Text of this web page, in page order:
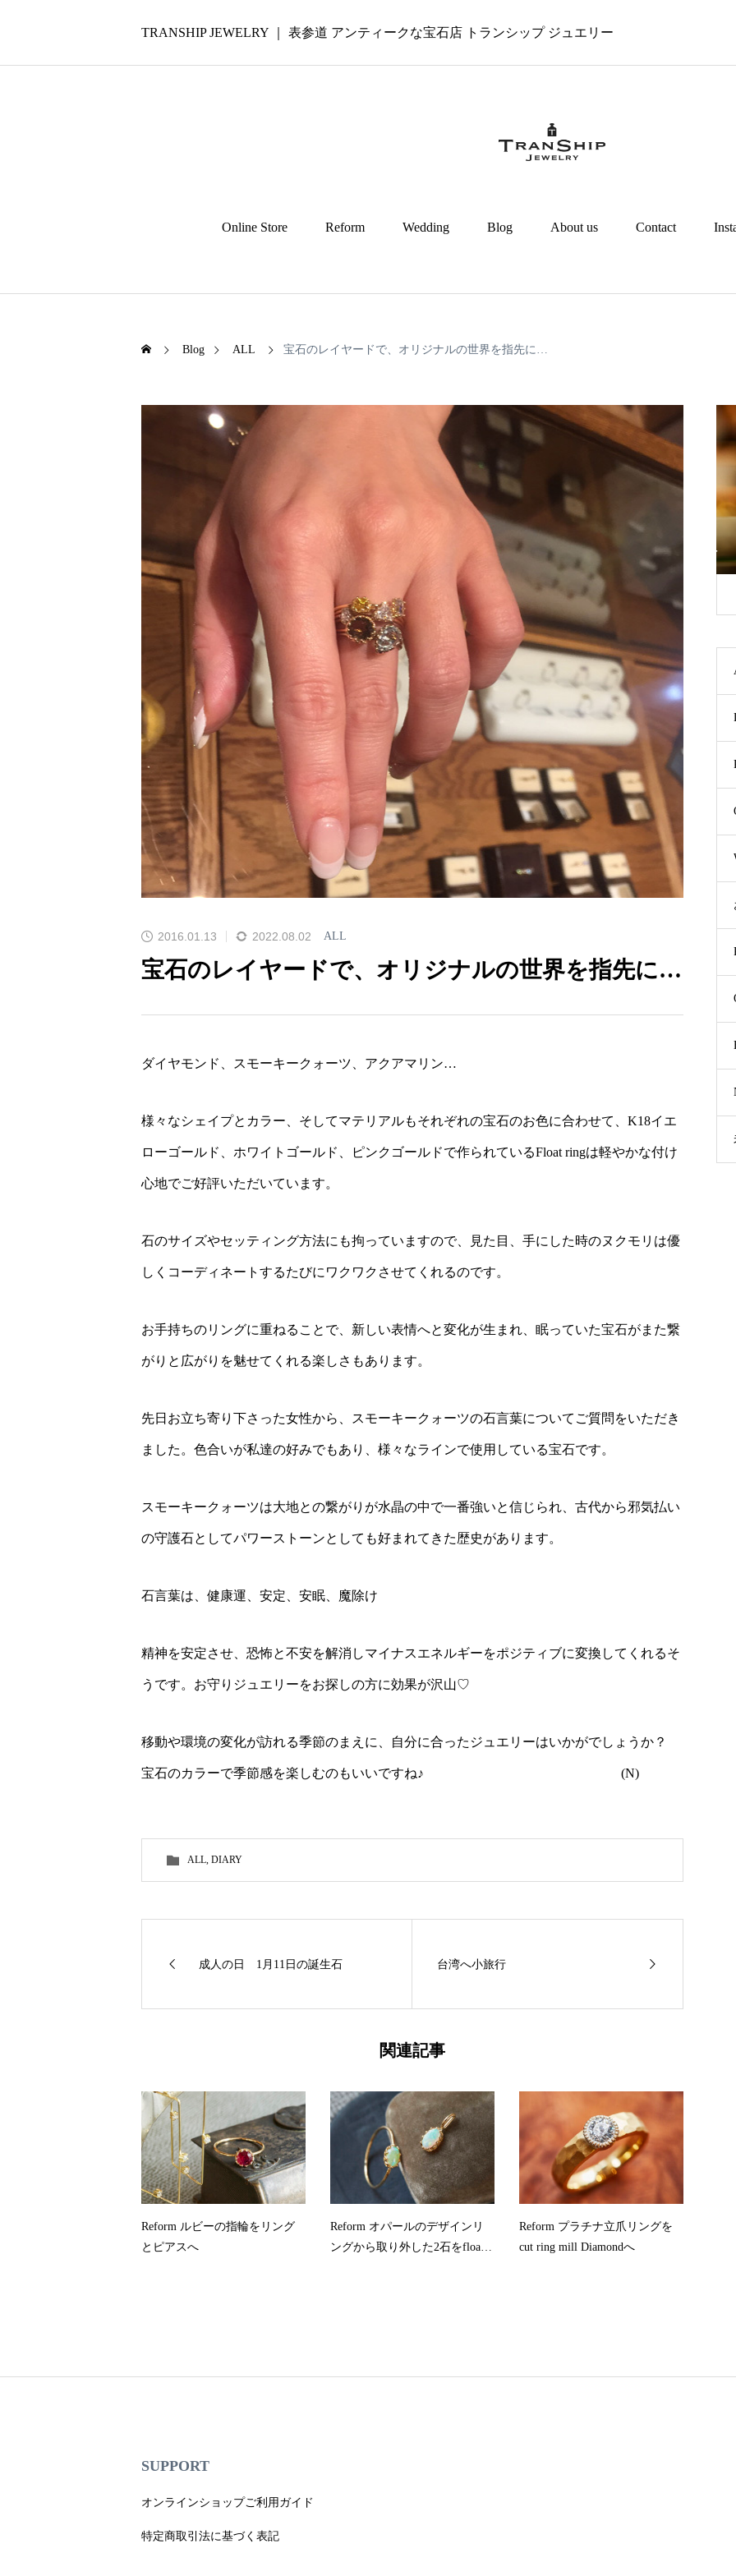
TRANSHIP JEWELRY ｜ 表参道 アンティークな宝石店 トランシップ ジュエリー
Online Store Reform Wedding Blog About us Contact
Blog ALL 宝石のレイヤードで、オリジナルの世界を指先に…
2016.01.13 2022.08.02 ALL
宝石のレイヤードで、オリジナルの世界を指先に…
ダイヤモンド、スモーキークォーツ、アクアマリン…
様々なシェイプとカラー、そしてマテリアルもそれぞれの宝石のお色に合わせて、K18イエ
ローゴールド、ホワイトゴールド、ピンクゴールドで作られているFloat ringは軽やかな付け
心地でご好評いただいています。
石のサイズやセッティング方法にも拘っていますので、見た目、手にした時のヌクモリは優
しくコーディネートするたびにワクワクさせてくれるのです。
お手持ちのリングに重ねることで、新しい表情へと変化が生まれ、眠っていた宝石がまた繋
がりと広がりを魅せてくれる楽しさもあります。
先日お立ち寄り下さった女性から、スモーキークォーツの石言葉についてご質問をいただき
ました。色合いが私達の好みでもあり、様々なラインで使用している宝石です。
スモーキークォーツは大地との繋がりが水晶の中で一番強いと信じられ、古代から邪気払い
の守護石としてパワーストーンとしても好まれてきた歴史があります。
石言葉は、健康運、安定、安眠、魔除け
精神を安定させ、恐怖と不安を解消しマイナスエネルギーをポジティブに変換してくれるそ
うです。お守りジュエリーをお探しの方に効果が沢山♡
移動や環境の変化が訪れる季節のまえに、自分に合ったジュエリーはいかがでしょうか？
宝石のカラーで季節感を楽しむのもいいですね♪ (N)
ALL, DIARY
成人の日 1月11日の誕生石 台湾へ小旅行
関連記事
Reform ルビーの指輪をリング
とピアスへ
Reform オパールのデザインリ
ングから取り外した2石をfloat
Reform プラチナ立爪リングを
cut ring mill Diamondへ
Reform お客様の声 店頭営業再開のお知らせ
SUPPORT
オンラインショップご利用ガイド
特定商取引法に基づく表記